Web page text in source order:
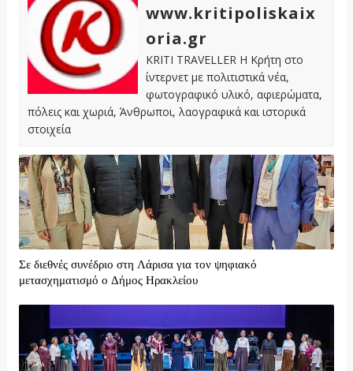
www.kritipoliskaix
oria.gr
KRITI TRAVELLER Η Κρήτη στο
ίντερνετ με πολιτιστικά νέα,
φωτογραφικό υλικό, αφιερώματα,
πόλεις και χωριά, Άνθρωποι, λαογραφικά και ιστορικά
στοιχεία
Σε διεθνές συνέδριο στη Λάρισα για τον ψηφιακό
μετασχηματισμό ο Δήμος Ηρακλείου